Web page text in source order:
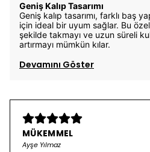
Geniş Kalıp Tasarımı
Geniş kalıp tasarımı, farklı baş
için ideal bir uyum sağlar. Bu
şekilde takmayı ve uzun süreli
artırmayı mümkün kılar.
Devamını Göster
MÜKEMMEL
Ayşe Yılmaz